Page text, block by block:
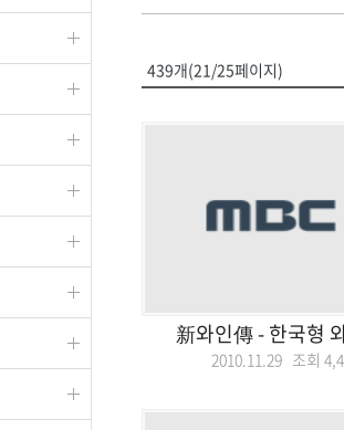
보은
옥천
시청자 FLEX
특집프로그램
439개(21/25페이지)
新와인傳 - 한국형
2010.11.29 조회